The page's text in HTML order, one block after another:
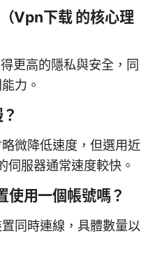
Vpn下载 的核心理
更高的隱私與安全，同
力。
微降低速度，但選用近
伺服器通常速度較快。
使用一個帳號嗎？
同時連線，具體數量以